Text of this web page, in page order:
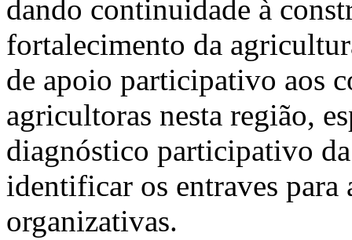
dando continuidade à
fortalecimento da
de apoio participativo aos
agricultoras nesta região,
diagnóstico participativo
identificar os entraves para
organizativas.